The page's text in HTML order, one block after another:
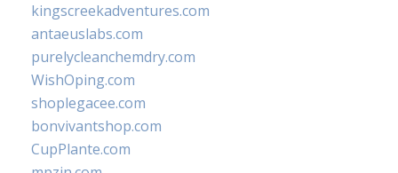
kingscreekadventures.com
antaeuslabs.com
purelycleanchemdry.com
WishOping.com
shoplegacee.com
bonvivantshop.com
CupPlante.com